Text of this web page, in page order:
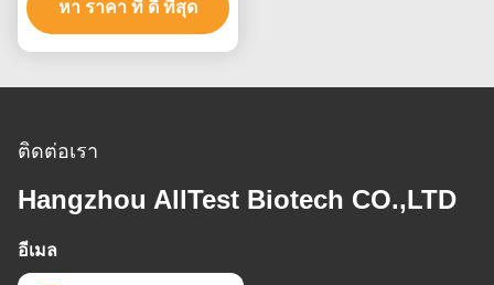
หา ราคา ที่ ดี ที่สุด
ติดต่อเรา
Hangzhou AllTest Biotech CO.,LTD
อีเมล